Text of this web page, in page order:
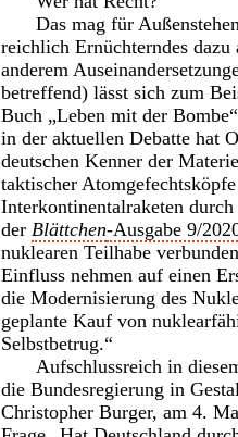
Das mag für
reichlich Ernüchterndes
anderem
betreffend) lässt sich zum
Buch „Leben mit der
in der aktuellen Debatte hat
deutschen Kenner der
taktischer
Interkontinentalraketen
der Blättchen-Ausgabe 9/
nuklearen Teilhabe
Einfluss nehmen auf einen
die Modernisierung des
geplante Kauf von
Selbstbetrug.“
Aufschlussreich in
die Bundesregierung in
Christopher Burger, am 4.